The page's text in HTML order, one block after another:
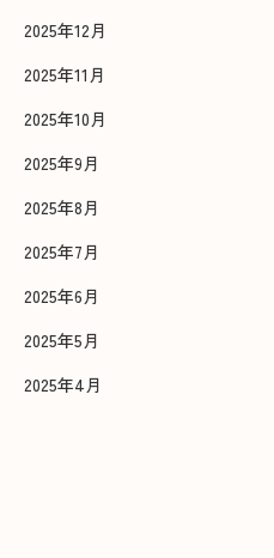
2025年12月
2025年11月
2025年10月
2025年9月
2025年8月
2025年7月
2025年6月
2025年5月
2025年4月